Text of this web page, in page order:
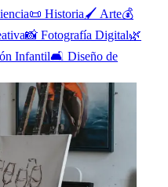
📜 Historia🖌️ Arte💰
📸 Fotografía Digital🌿
Infantil🛋️ Diseño de